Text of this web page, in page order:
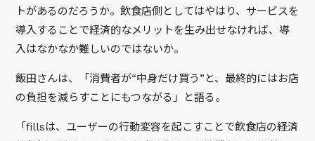
トがあるのだろうか。飲食店側としてはやはり、サービスを
導入することで経済的なメリットを生み出せなければ、導
入はなかなか難しいのではないか。
飯田さんは、「消費者が“中身だけ買う”と、最終的にはお店
の負担を減らすことにもつながる」と語る。
「fillsは、ユーザーの行動変容を起こすことで飲食店の経済